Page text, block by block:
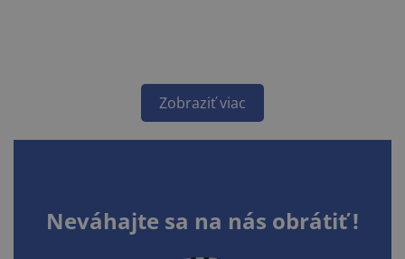
Zobraziť viac
Neváhajte sa na nás obrátiť !